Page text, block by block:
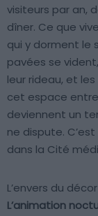
visiteurs par an,
dîner. Ce que
qui y dorment le
pavées se
leur rideau, et les
cet espace
deviennent un
ne dispute.
dans la Cité
L’envers du
L’animation